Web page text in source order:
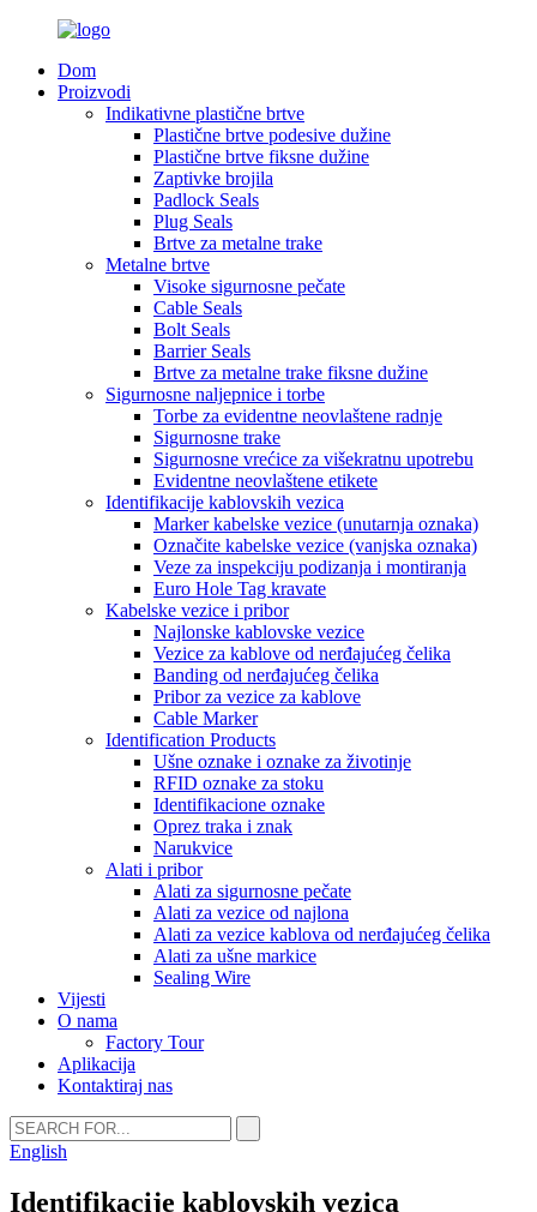
Dom
Proizvodi
Indikativne plastične brtve
Plastične brtve podesive dužine
Plastične brtve fiksne dužine
Zaptivke brojila
Padlock Seals
Plug Seals
Brtve za metalne trake
Metalne brtve
Visoke sigurnosne pečate
Cable Seals
Bolt Seals
Barrier Seals
Brtve za metalne trake fiksne dužine
Sigurnosne naljepnice i torbe
Torbe za evidentne neovlaštene radnje
Sigurnosne trake
Sigurnosne vrećice za višekratnu upotrebu
Evidentne neovlaštene etikete
Identifikacije kablovskih vezica
Marker kabelske vezice (unutarnja oznaka)
Označite kabelske vezice (vanjska oznaka)
Veze za inspekciju podizanja i montiranja
Euro Hole Tag kravate
Kabelske vezice i pribor
Najlonske kablovske vezice
Vezice za kablove od nerđajućeg čelika
Banding od nerđajućeg čelika
Pribor za vezice za kablove
Cable Marker
Identification Products
Ušne oznake i oznake za životinje
RFID oznake za stoku
Identifikacione oznake
Oprez traka i znak
Narukvice
Alati i pribor
Alati za sigurnosne pečate
Alati za vezice od najlona
Alati za vezice kablova od nerđajućeg čelika
Alati za ušne markice
Sealing Wire
Vijesti
O nama
Factory Tour
Aplikacija
Kontaktiraj nas
English
Identifikacije kablovskih vezica